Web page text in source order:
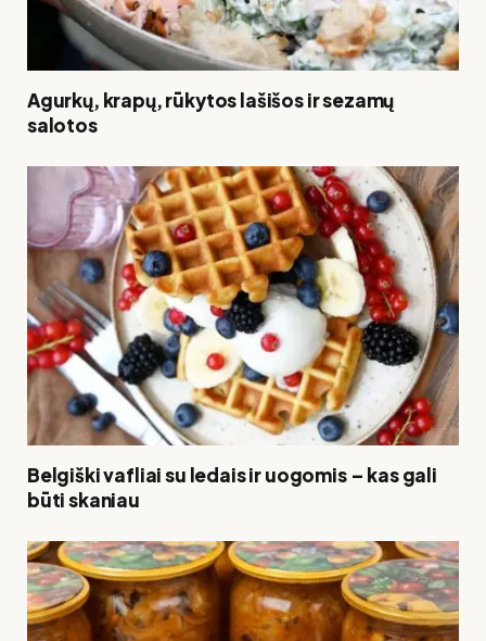
Agurkų, krapų, rūkytos lašišos ir sezamų
salotos
Belgiški vafliai su ledais ir uogomis – kas gali
būti skaniau